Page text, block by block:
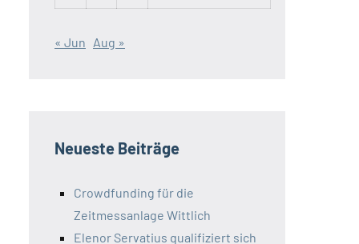
« Jun Aug »
Neueste Beiträge
Crowdfunding für die
Zeitmessanlage Wittlich
Elenor Servatius qualifiziert sich